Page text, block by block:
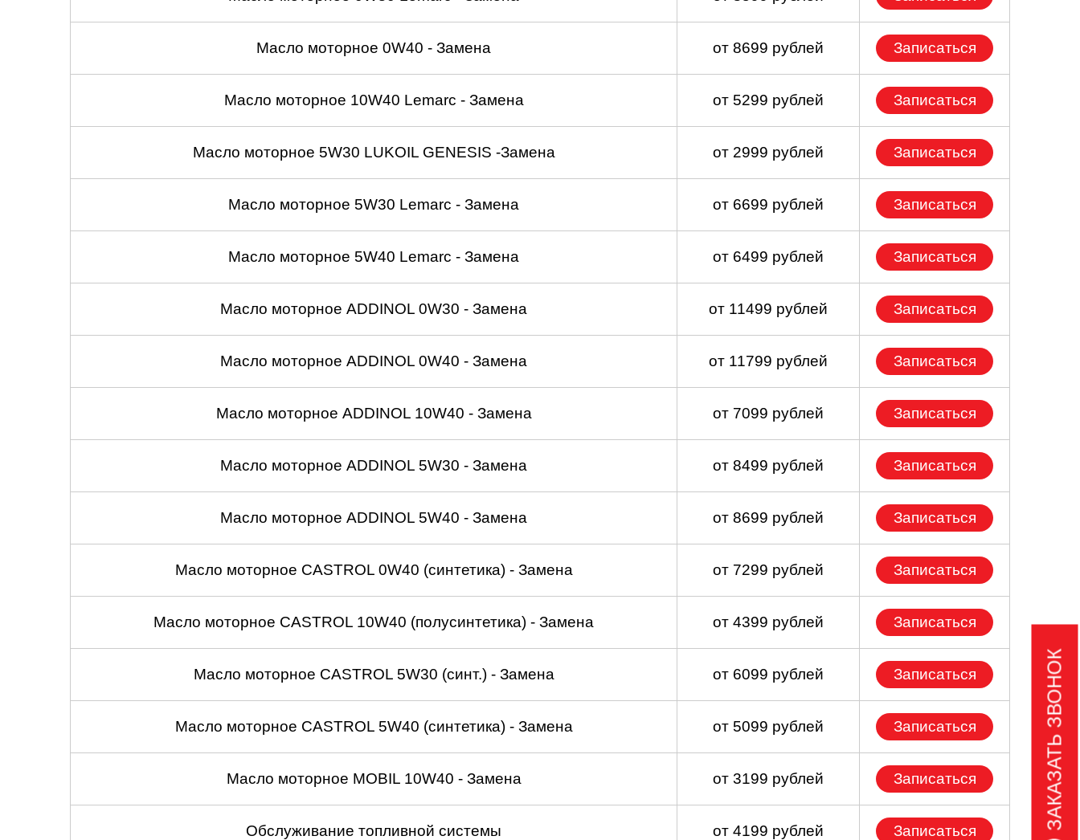
Масло моторное 0W40 - Замена от 8699 рублей Записаться
Масло моторное 10W40 Lemarc - Замена от 5299 рублей Записаться
Масло моторное 5W30 LUKOIL GENESIS -Замена от 2999 рублей Записаться
Масло моторное 5W30 Lemarc - Замена от 6699 рублей Записаться
Масло моторное 5W40 Lemarc - Замена от 6499 рублей Записаться
Масло моторное ADDINOL 0W30 - Замена от 11499 рублей Записаться
Масло моторное ADDINOL 0W40 - Замена от 11799 рублей Записаться
Масло моторное ADDINOL 10W40 - Замена от 7099 рублей Записаться
Масло моторное ADDINOL 5W30 - Замена от 8499 рублей Записаться
Масло моторное ADDINOL 5W40 - Замена от 8699 рублей Записаться
Масло моторное CASTROL 0W40 (синтетика) - Замена от 7299 рублей Записаться
Масло моторное CASTROL 10W40 (полусинтетика) - Замена от 4399 рублей Записаться
Масло моторное CASTROL 5W30 (синт.) - Замена от 6099 рублей Записаться
Масло моторное CASTROL 5W40 (синтетика) - Замена от 5099 рублей Записаться
Масло моторное MOBIL 10W40 - Замена от 3199 рублей Записаться
Обслуживание топливной системы от 4199 рублей Записаться ЗАКАЗАТЬ ЗВОНОК